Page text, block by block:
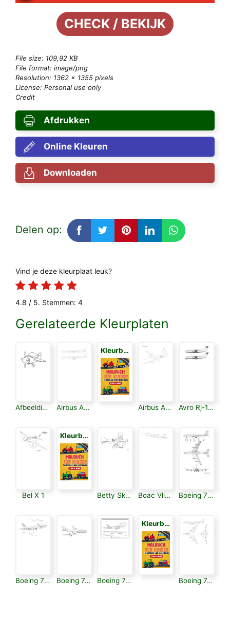
CHECK / BEKIJK
File size: 109,92 KB
File format: image/png
Resolution: 1362 × 1355 pixels
License: Personal use only
Credit
Afdrukken
Online Kleuren
Downloaden
Delen op:
Vind je deze kleurplaat leuk?
4.8 / 5. Stemmen: 4
Gerelateerde Kleurplaten
Afbeelding Vliegtuig Airbus A350
Kleurboek voor Kinderen 3
Airbus A380 Avro Rj-100
Bel X 1
Kleurboek voor Kinderen 3
Betty Skeltons Kleine Stinker Boac Vliegtuig Boeing 707
Boeing 737 Boeing 747 British Airways Boeing 747
Kleurboek voor Kinderen 3
Boeing 747-400